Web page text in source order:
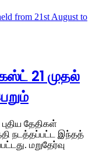
21 முதல்
தேதிகள்
நடத்தப்பட்ட இந்தத்
மறுதேர்வு